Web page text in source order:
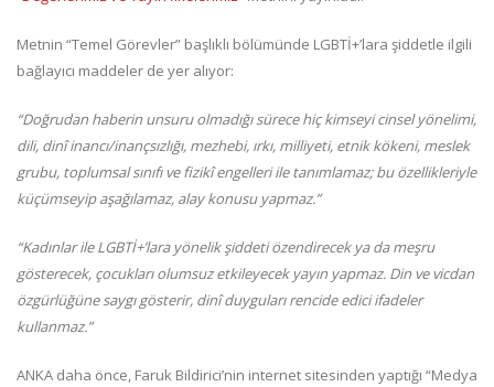
Metnin “Temel Görevler” başlıklı bölümünde LGBTİ+’lara şiddetle ilgili
bağlayıcı maddeler de yer alıyor:
“Doğrudan haberin unsuru olmadığı sürece hiç kimseyi cinsel yönelimi,
dili, dinî inancı/inançsızlığı, mezhebi, ırkı, milliyeti, etnik kökeni, meslek
grubu, toplumsal sınıfı ve fizikî engelleri ile tanımlamaz; bu özellikleriyle
küçümseyip aşağılamaz, alay konusu yapmaz.”
“Kadınlar ile LGBTİ+’lara yönelik şiddeti özendirecek ya da meşru
gösterecek, çocukları olumsuz etkileyecek yayın yapmaz. Din ve vicdan
özgürlüğüne saygı gösterir, dinî duyguları rencide edici ifadeler
kullanmaz.”
ANKA daha önce, Faruk Bildirici’nin internet sitesinden yaptığı “Medya